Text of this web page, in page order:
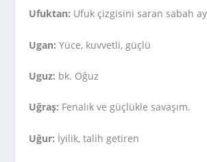
Ufuktan: Ufuk çizgisini saran sabah
Ugan: Yüce, kuvvetli, güçlü
Uguz: bk. Oğuz
Uğraş: Fenalık ve güçlükle savaşım.
Uğur: İyilik, talih getiren